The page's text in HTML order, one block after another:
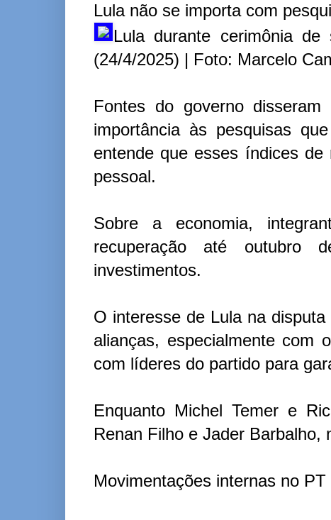
Lula não se importa com
Lula durante cerimônia
(24/4/2025) | Foto: Marcelo
Fontes do governo
importância às pesquisas
entende que esses índices
pessoal.
Sobre a economia,
recuperação até outubro
investimentos.
O interesse de Lula na
alianças, especialmente com
com líderes do partido para
Enquanto Michel Temer e
Renan Filho e Jader Barbalho,
Movimentações internas no PT